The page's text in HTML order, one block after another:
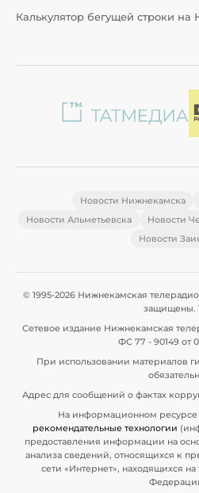
Калькулятор бегущей строки на
Новости Нижнекамска
Новости Альметьевска
Новости
Новости
© 1995-2026 Нижнекамская
защищены.
Сетевое издание Нижнекамская
ФС 77 - 90149 от
При использовании материалов
Адрес для сообщений о фактах
На информационном ресурсе
рекомендательные технологии
предоставления информации на
анализа сведений, относящихся к
сети «Интернет», находящихся